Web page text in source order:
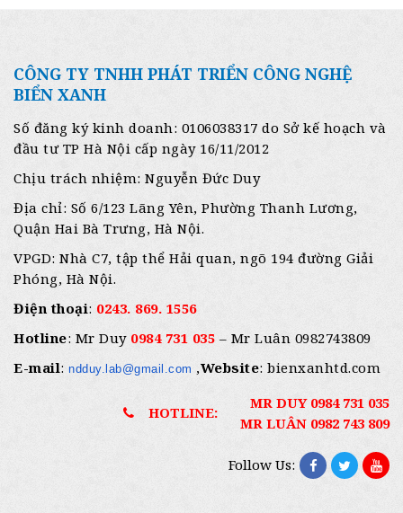
CÔNG TY TNHH PHÁT TRIỂN CÔNG NGHỆ
BIỂN XANH
Số đăng ký kinh doanh: 0106038317 do Sở kế hoạch và
đầu tư TP Hà Nội cấp ngày 16/11/2012
Chịu trách nhiệm: Nguyễn Đức Duy
Địa chỉ: Số 6/123 Lãng Yên, Phường Thanh Lương,
Quận Hai Bà Trưng, Hà Nội.
VPGD: Nhà C7, tập thể Hải quan, ngõ 194 đường Giải
Phóng, Hà Nội.
Điện thoại: 0243. 869. 1556
Hotline: Mr Duy 0984 731 035 – Mr Luân 0982743809
E-mail: ndduy.lab@gmail.com ,Website: bienxanhtd.com
HOTLINE:
MR DUY 0984 731 035
MR LUÂN 0982 743 809
Follow Us: